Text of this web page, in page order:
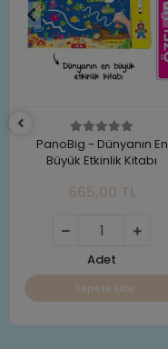
PanoBig - Dünyanın En
Büyük Etkinlik Kitabı
665,00 TL
Adet
Sepete Ekle